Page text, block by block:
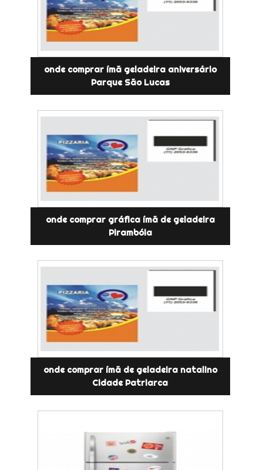
onde comprar ímã geladeira aniversário
Parque São Lucas
onde comprar gráfica ímã de geladeira
Pirambóia
onde comprar ímã de geladeira natalino
Cidade Patriarca